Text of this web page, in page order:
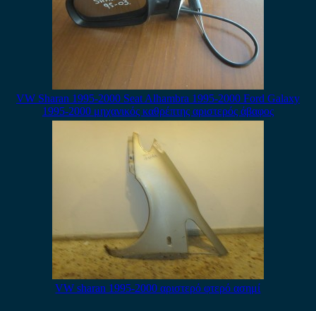
VW Sharan 1995-2000 Seat Alhambra 1995-2000 Ford Galaxy
1995-2000 μηχανικός καθρέπτης αριστερός άβαφος
VW sharan 1995-2000 αριστερό φτερό ασημί